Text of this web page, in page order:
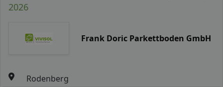
2026
Frank Doric Parkettboden GmbH
Rodenberg